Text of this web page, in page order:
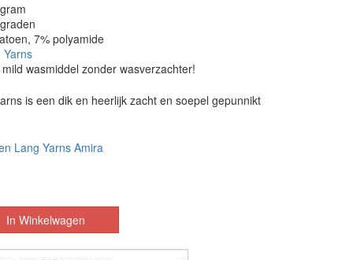
7% polyamide
Yarns
wasmiddel zonder wasverzachter!
is een dik en heerlijk zacht en soepel gepunnikt
Lang Yarns Amira